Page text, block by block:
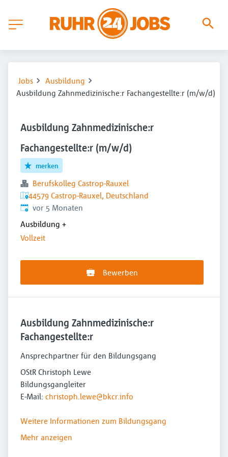
Jobs
Ausbildung
Ausbildung Zahnmedizinische:r Fachangestellte:r (m/w/d)
Ausbildung Zahnmedizinische:r
Fachangestellte:r (m/w/d)
merken
Berufskolleg Castrop-Rauxel
44579 Castrop-Rauxel, Deutschland
Veröffentlicht:
vor 5 Monaten
Ausbildung +
Vollzeit
Bewerben
Ausbildung Zahnmedizinische:r
Fachangestellte:r
Ansprechpartner für den Bildungsgang
OStR Christoph Lewe
Bildungsgangleiter
E-Mail: christoph.lewe@bkcr.info
Weitere Informationen zum Bildungsgang
Mehr anzeigen